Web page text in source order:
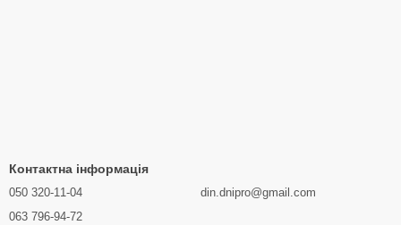
Контактна інформація
050 320-11-04
063 796-94-72
din.dnipro@gmail.com